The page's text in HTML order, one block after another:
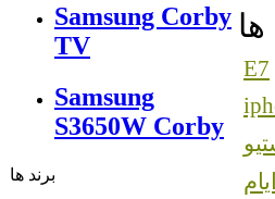
Samsung Corby
TV
Samsung
S3650W Corby
برند ها
E7
ایام